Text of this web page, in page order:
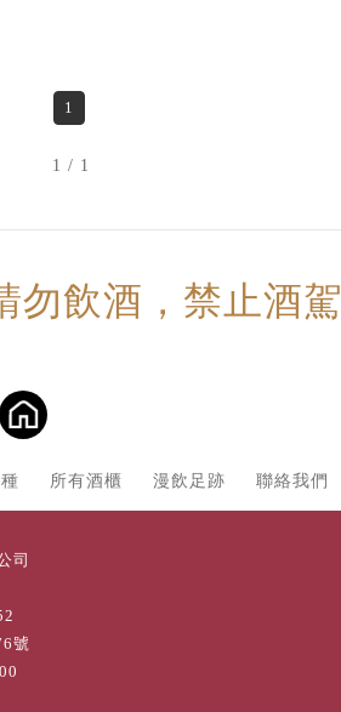
1
1 / 1
勿飲酒，禁止酒駕
所有酒櫃 漫飲足跡 聯絡我們
司
號